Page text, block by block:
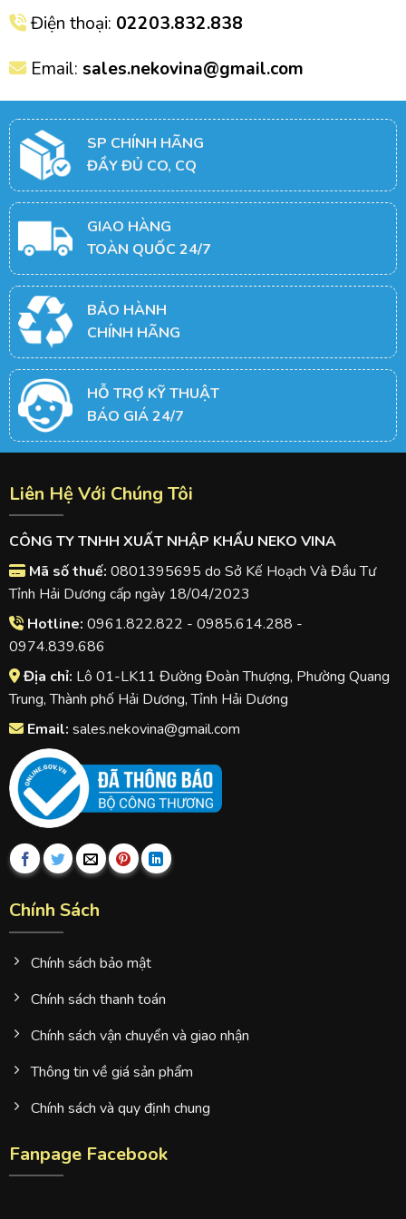
Điện thoại: 02203.832.838
Email: sales.nekovina@gmail.com
SP CHÍNH HÃNG
ĐẦY ĐỦ CO, CQ
GIAO HÀNG
TOÀN QUỐC 24/7
BẢO HÀNH
CHÍNH HÃNG
HỖ TRỢ KỸ THUẬT
BÁO GIÁ 24/7
Liên Hệ Với Chúng Tôi
CÔNG TY TNHH XUẤT NHẬP KHẨU NEKO VINA
Mã số thuế: 0801395695 do Sở Kế Hoạch Và Đầu Tư
Tỉnh Hải Dương cấp ngày 18/04/2023
Hotline: 0961.822.822 - 0985.614.288 -
0974.839.686
Địa chỉ: Lô 01-LK11 Đường Đoàn Thượng, Phường Quang
Trung, Thành phố Hải Dương, Tỉnh Hải Dương
Email: sales.nekovina@gmail.com
Chính Sách
Chính sách bảo mật
Chính sách thanh toán
Chính sách vận chuyển và giao nhận
Thông tin về giá sản phẩm
Chính sách và quy định chung
Fanpage Facebook